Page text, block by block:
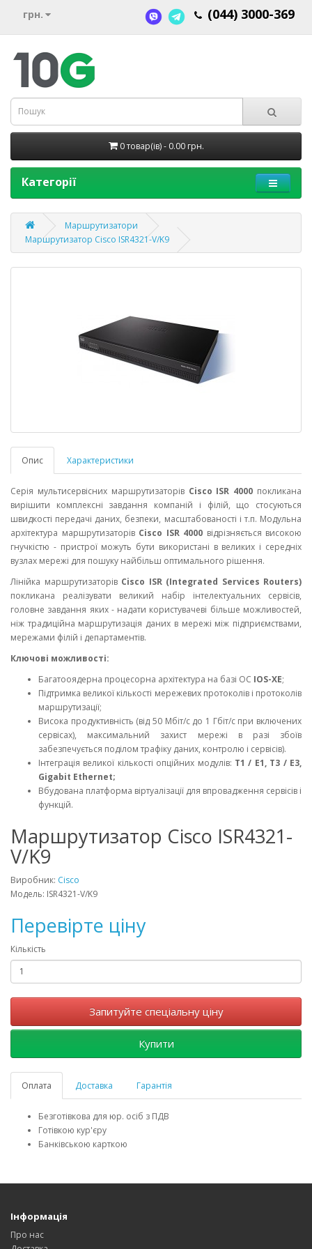
грн. (044) 3000-369
0 товар(ів) - 0.00 грн.
Категорії
Маршрутизатори
Маршрутизатор Cisco ISR4321-V/K9
Опис Характеристики
Серія мультисервісних маршрутизаторів Cisco ISR 4000 покликана
вирішити комплексні завдання компаній і філій, що стосуються
швидкості передачі даних, безпеки, масштабованості і т.п. Модульна
архітектура маршрутизаторів Cisco ISR 4000 відрізняється високою
гнучкістю - пристрої можуть бути використані в великих і середніх
вузлах мережі для пошуку найбільш оптимального рішення.
Лінійка маршрутизаторів Cisco ISR (Integrated Services Routers)
покликана реалізувати великий набір інтелектуальних сервісів,
головне завдання яких - надати користувачеві більше можливостей,
ніж традиційна маршрутизація даних в мережі між підприємствами,
мережами філій і департаментів.
Ключові можливості:
Багатооядерна процесорна архітектура на базі ОС IOS-XE;
Підтримка великої кількості мережевих протоколів і протоколів
маршрутизації;
Висока продуктивність (від 50 Мбіт/с до 1 Гбіт/с при включених
сервісах), максимальний захист мережі в разі збоїв
забезпечується поділом трафіку даних, контролю і сервісів).
Інтеграція великої кількості опційних модулів: T1 / E1, T3 / E3,
Gigabit Ethernet;
Вбудована платформа віртуалізації для впровадження сервісів і
функцій.
Маршрутизатор Cisco ISR4321-
V/K9
Виробник: Cisco
Модель: ISR4321-V/K9
Перевірте ціну
Кількість
Запитуйте спеціальну ціну
Купити
Оплата Доставка Гарантія
Безготівкова для юр. осіб з ПДВ
Готівкою кур'єру
Банківською карткою
Інформація
Про нас